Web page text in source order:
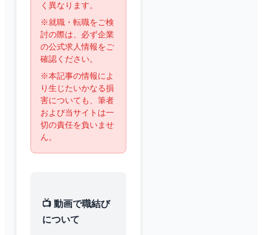
く異なります。
※就職・転職をご検
討の際は、必ず企業
の公式求人情報をご
確認ください。
※本記事の情報によ
り生じたいかなる損
害についても、筆者
および当サイトは一
切の責任を負いませ
ん。
📺 動画で職結び
について